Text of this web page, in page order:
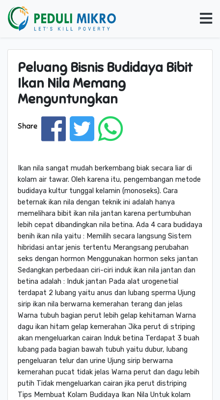
Peluang Bisnis Budidaya Bibit
Ikan Nila Memang
Menguntungkan
Share
Ikan nila sangat mudah berkembang biak secara liar di
kolam air tawar. Oleh karena itu, pengembangan metode
budidaya kultur tunggal kelamin (monoseks). Cara
beternak ikan nila dengan teknik ini adalah hanya
memelihara bibit ikan nila jantan karena pertumbuhan
lebih cepat dibandingkan nila betina. Ada 4 cara budidaya
benih ikan nila yaitu : Memilih secara langsung Sistem
hibridasi antar jenis tertentu Merangsang perubahan
seks dengan hormon Menggunakan hormon seks jantan
Sedangkan perbedaan ciri-ciri induk ikan nila jantan dan
betina adalah : Induk jantan Pada alat urogenetial
terdapat 2 lubang yaitu anus dan lubang sperma Ujung
sirip ikan nila berwarna kemerahan terang dan jelas
Warna tubuh bagian perut lebih gelap kehitaman Warna
dagu ikan hitam gelap kemerahan Jika perut di striping
akan mengeluarkan cairan Induk betina Terdapat 3 buah
lubang pada bagian bawah tubuh yaitu dubur, lubang
pengeluaran telur dan urine Ujung sirip berwarna
kemerahan pucat tidak jelas Warna perut dan dagu lebih
putih Tidak mengeluarkan cairan jika perut distriping
Tips Membuat Kolam Budidaya Ikan Nila Untuk kolam